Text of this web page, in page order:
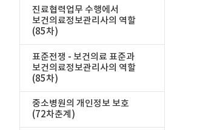
진료협력업무 수행에서
보건의료정보관리사의 역할
(85차)
표준전쟁 - 보건의료 표준과
보건의료정보관리사의 역할
(85차)
중소병원의 개인정보 보호
(72차춘계)